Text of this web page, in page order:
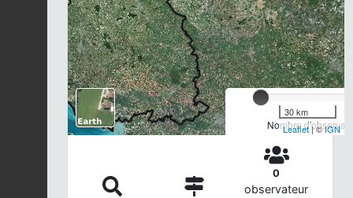
Nombre
30 km
Leaflet| ©IGN
0
observateur